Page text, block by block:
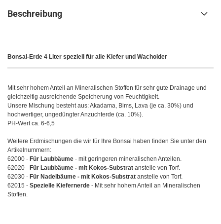
Beschreibung
Bonsai-Erde 4 Liter speziell für alle Kiefer und Wacholder
Mit sehr hohem Anteil an Mineralischen Stoffen für sehr gute Drainage und
gleichzeitig ausreichende Speicherung von Feuchtigkeit.
Unsere Mischung besteht aus: Akadama, Bims, Lava (je ca. 30%) und
hochwertiger, ungedüngter Anzuchterde (ca. 10%).
PH-Wert ca. 6-6,5
Weitere Erdmischungen die wir für Ihre Bonsai haben finden Sie unter den
Artikelnummern:
62000 - Für Laubbäume - mit geringeren mineralischen Anteilen.
62020 - Für Laubbäume - mit Kokos-Substrat anstelle von Torf.
62030 - Für Nadelbäume - mit Kokos-Substrat anstelle von Torf.
62015 - Spezielle Kiefernerde - Mit sehr hohem Anteil an Mineralischen
Stoffen.